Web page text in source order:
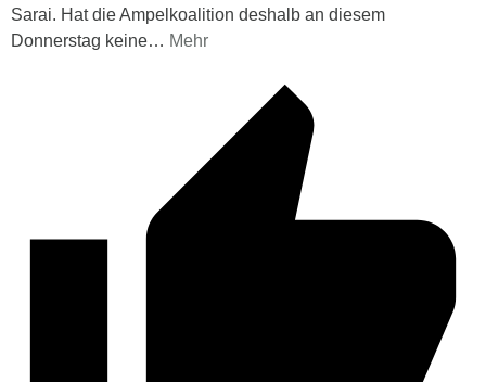
Sarai. Hat die Ampelkoalition deshalb an diesem
Donnerstag keine… Mehr